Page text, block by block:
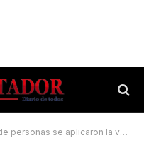
se aplicaron la vacuna en Corrientes